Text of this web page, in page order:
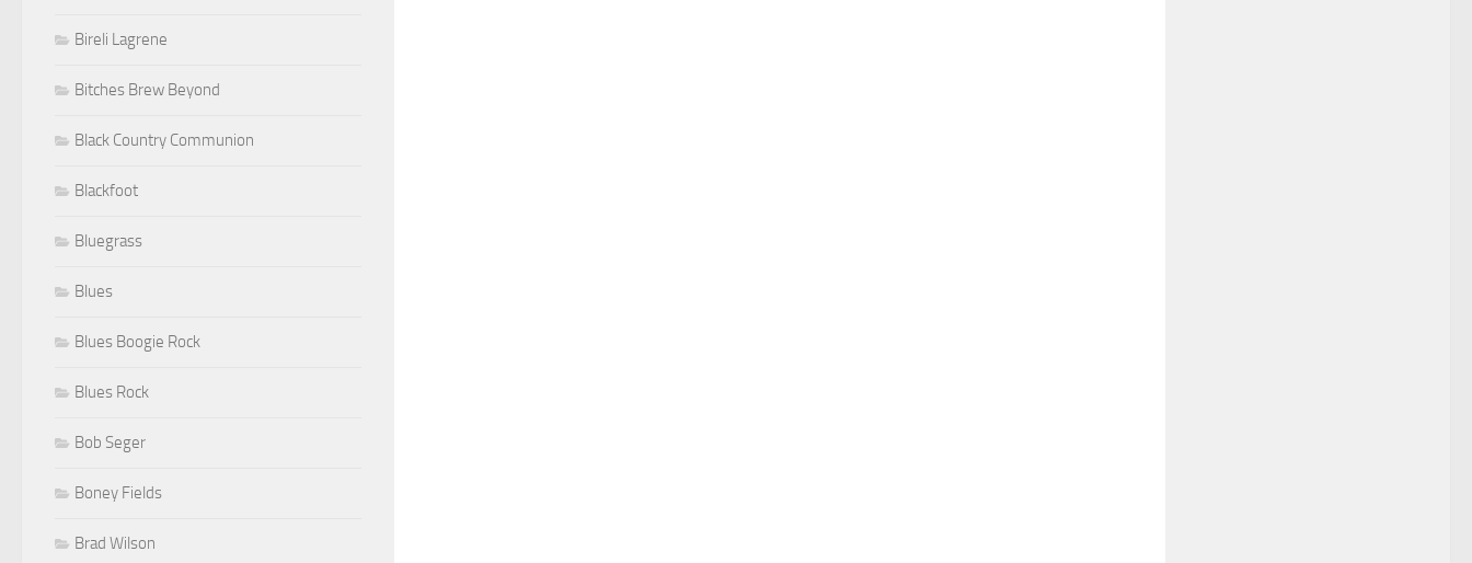
Bireli Lagrene
Bitches Brew Beyond
Black Country Communion
Blackfoot
Bluegrass
Blues
Blues Boogie Rock
Blues Rock
Bob Seger
Boney Fields
Brad Wilson